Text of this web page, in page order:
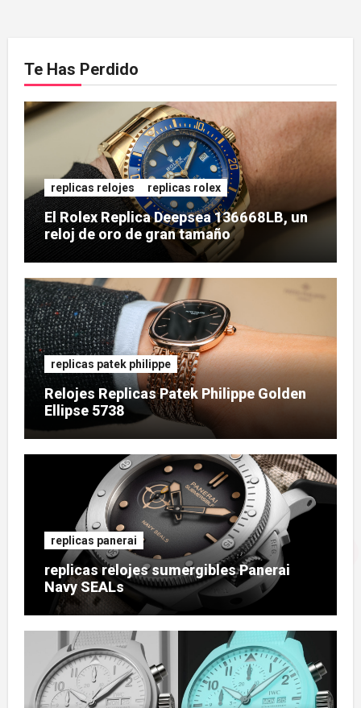
Te Has Perdido
replicas relojes replicas rolex
El Rolex Replica Deepsea 136668LB, un
reloj de oro de gran tamaño
replicas patek philippe
Relojes Replicas Patek Philippe Golden
Ellipse 5738
replicas panerai
replicas relojes sumergibles Panerai
Navy SEALs